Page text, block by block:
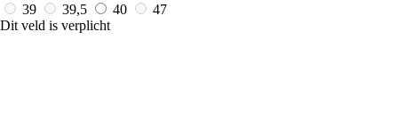
39
39,5 40
47
Dit veld is verplicht